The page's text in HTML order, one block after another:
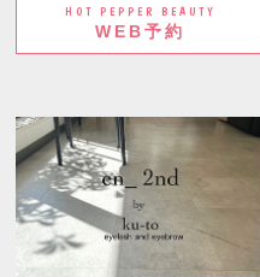
HOT PEPPER BEAUTY
WEB予約